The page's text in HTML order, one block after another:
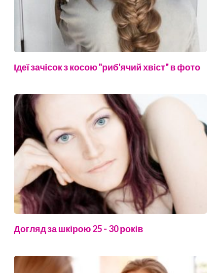
Ідеї зачісок з косою "риб'ячий хвіст" в фото
Догляд за шкірою 25 - 30 років